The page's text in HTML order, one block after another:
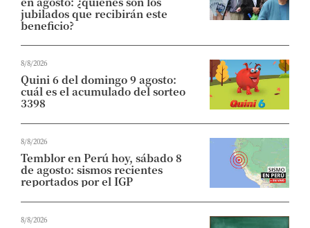
jubilados que recibirán este
beneficio?
8/8/2026
Quini 6 del domingo 9 agosto:
cuál es el acumulado del sorteo
3398
8/8/2026
Temblor en Perú hoy, sábado 8
de agosto: sismos recientes
reportados por el IGP
8/8/2026